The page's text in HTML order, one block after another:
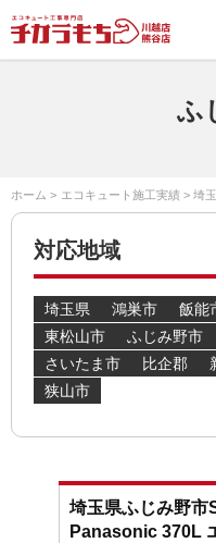
ふ
ホーム エコキュート施工実績 埼
対応地域
埼玉県 鴻巣市 飯能
東松山市
ふじみ野市
さいたま市
比企郡
狭山市
埼玉県ふじみ野市
Panasonic 370L